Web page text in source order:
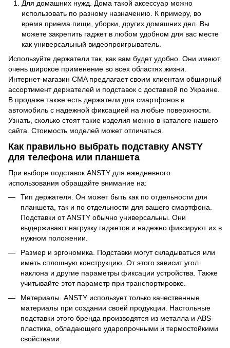
Для домашних нужд. Дома такой аксессуар можно
использовать по разному назначению. К примеру, во
время приема пищи, уборки, других домашних дел. Вы
можете закрепить гаджет в любом удобном для вас месте
как универсальный видеопроигрыватель.
Используйте держатели так, как вам будет удобно. Они имеют
очень широкое применение во всех областях жизни.
Интернет-магазин CMA предлагает своим клиентам обширный
ассортимент держателей и подставок с доставкой по Украине.
В продаже также есть держатели для смартфонов в
автомобиль с надежной фиксацией на любые поверхности.
Узнать, сколько стоят такие изделия можно в каталоге нашего
сайта. Стоимость моделей может отличаться.
Как правильно выбрать подставку ANSTY
для телефона или планшета
При выборе подставок ANSTY для ежедневного
использования обращайте внимание на:
Тип держателя. Он может быть как по отдельности для
планшета, так и по отдельности для вашего смартфона.
Подставки от ANSTY обычно универсальны. Они
выдерживают нагрузку гаджетов и надежно фиксируют их в
нужном положении.
Размер и эргономика. Подставки могут складываться или
иметь сплошную конструкцию. От этого зависит угол
наклона и другие параметры фиксации устройства. Также
учитывайте этот параметр при транспортировке.
Метериалы. ANSTY использует только качественные
материалы при создании своей продукции. Настольные
подставки этого бренда производятся из металла и ABS-
пластика, обладающего ударопрочными и термостойкими
свойствами.